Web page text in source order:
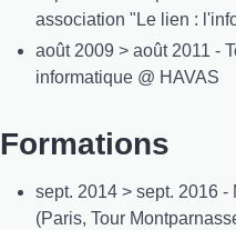
association "Le lien :
août 2009 > août 2011 -
informatique @ HAVAS
Formations
sept. 2014 > sept. 2016
(Paris, Tour